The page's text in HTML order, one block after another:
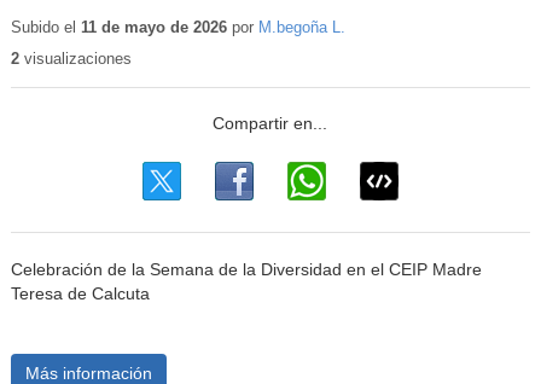
Subido el 11 de mayo de 2026por M.begoña L.
2visualizaciones
Celebración de la Semana de la Diversidad en el CEIP Madre
Teresa de Calcuta
Más información